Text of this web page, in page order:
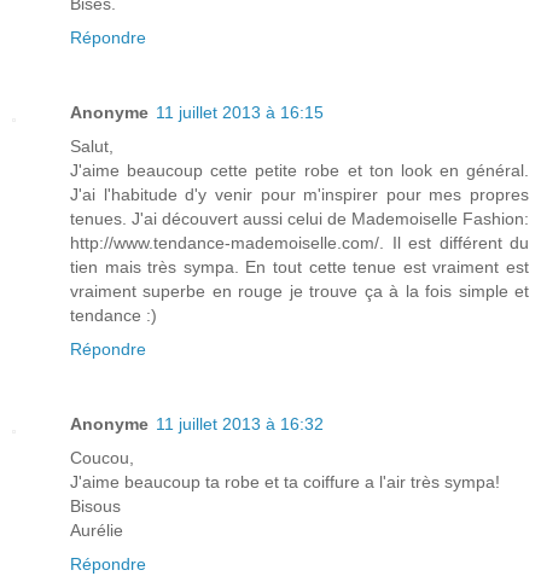
Répondre
Anonyme 11 juillet 2013 à 16:15
Salut,
J'aime beaucoup cette petite robe et ton look en général.
J'ai l'habitude d'y venir pour m'inspirer pour mes propres
tenues. J'ai découvert aussi celui de Mademoiselle Fashion:
http://www.tendance-mademoiselle.com/. Il est différent du
tien mais très sympa. En tout cette tenue est vraiment est
vraiment superbe en rouge je trouve ça à la fois simple et
tendance :)
Répondre
Anonyme 11 juillet 2013 à 16:32
Coucou,
J'aime beaucoup ta robe et ta coiffure a l'air très sympa!
Bisous
Aurélie
Répondre